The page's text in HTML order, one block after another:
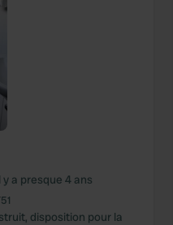
y a presque 4 ans
disposition pour la